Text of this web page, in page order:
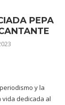
PEPA
y la
vida dedicada al